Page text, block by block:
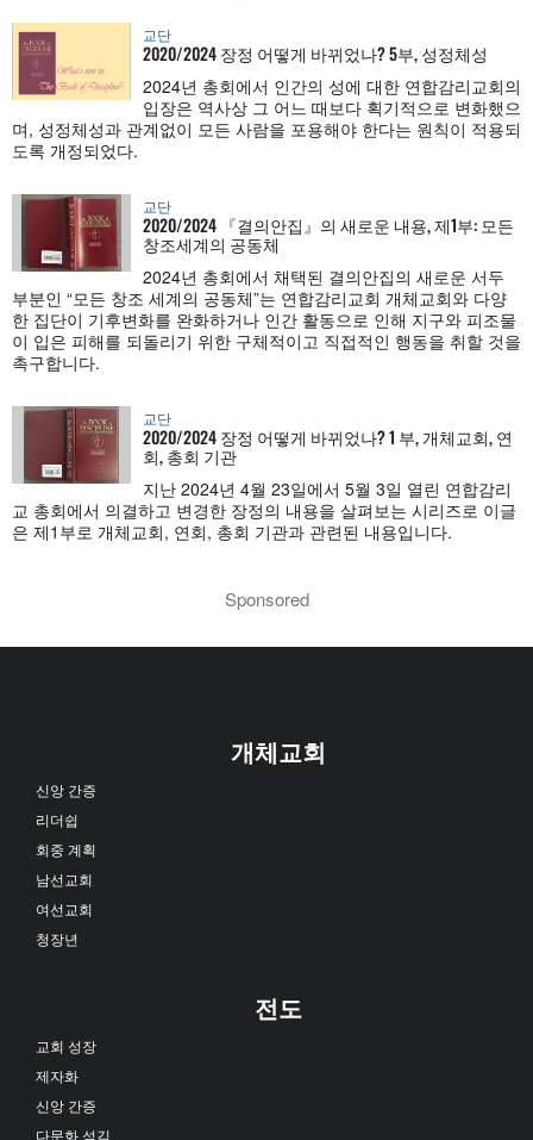
교단
2020/2024 장정 어떻게 바뀌었나? 5부, 성정체성
2024년 총회에서 인간의 성에 대한 연합감리교회의
입장은 역사상 그 어느 때보다 획기적으로 변화했으
며, 성정체성과 관계없이 모든 사람을 포용해야 한다는 원칙이 적용되
도록 개정되었다.
교단
2020/2024 『결의안집』의 새로운 내용, 제1부: 모든
창조세계의 공동체
2024년 총회에서 채택된 결의안집의 새로운 서두
부분인 “모든 창조 세계의 공동체”는 연합감리교회 개체교회와 다양
한 집단이 기후변화를 완화하거나 인간 활동으로 인해 지구와 피조물
이 입은 피해를 되돌리기 위한 구체적이고 직접적인 행동을 취할 것을
촉구합니다.
교단
2020/2024 장정 어떻게 바뀌었나? 1 부, 개체교회, 연
회, 총회 기관
지난 2024년 4월 23일에서 5월 3일 열린 연합감리
교 총회에서 의결하고 변경한 장정의 내용을 살펴보는 시리즈로 이글
은 제1부로 개체교회, 연회, 총회 기관과 관련된 내용입니다.
Sponsored
개체교회
신앙 간증
리더쉽
회중 계획
남선교회
여선교회
청장년
전도
교회 성장
제자화
신앙 간증
다문화 섬김